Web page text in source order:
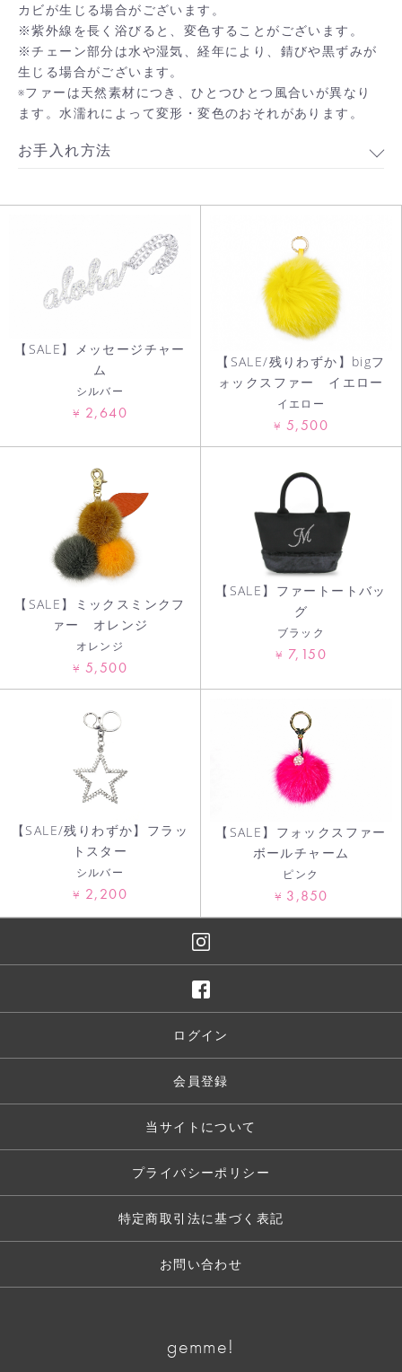
カビが生じる場合がございます。
※紫外線を長く浴びると、変色することがございます。
※チェーン部分は水や湿気、経年により、錆びや黒ずみが
生じる場合がございます。
※ファーは天然素材につき、ひとつひとつ風合いが異なり
ます。水濡れによって変形・変色のおそれがあります。
お手入れ方法
【SALE】メッセージチャー
ム
シルバー
¥ 2,640
【SALE/残りわずか】bigフ
ォックスファー イエロー
イエロー
¥ 5,500
【SALE】ミックスミンクフ
ァー オレンジ
オレンジ
¥ 5,500
【SALE】ファートートバッ
グ
ブラック
¥ 7,150
【SALE/残りわずか】フラッ
トスター
シルバー
¥ 2,200
【SALE】フォックスファー
ボールチャーム
ピンク
¥ 3,850
ログイン
会員登録
当サイトについて
プライバシーポリシー
特定商取引法に基づく表記
お問い合わせ
gemme!